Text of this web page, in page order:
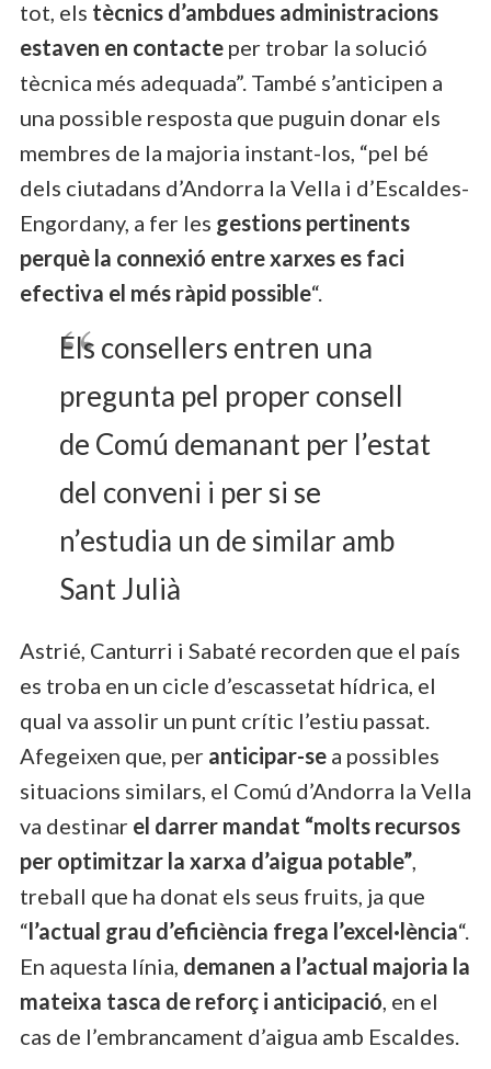
tot, els tècnics d’ambdues administracions
estaven en contacte per trobar la solució
tècnica més adequada”. També s’anticipen a
una possible resposta que puguin donar els
membres de la majoria instant-los, “pel bé
dels ciutadans d’Andorra la Vella i d’Escaldes-
Engordany, a fer les gestions pertinents
perquè la connexió entre xarxes es faci
efectiva el més ràpid possible“.
Els consellers entren una
pregunta pel proper consell
de Comú demanant per l’estat
del conveni i per si se
n’estudia un de similar amb
Sant Julià
Astrié, Canturri i Sabaté recorden que el país
es troba en un cicle d’escassetat hídrica, el
qual va assolir un punt crític l’estiu passat.
Afegeixen que, per anticipar-se a possibles
situacions similars, el Comú d’Andorra la Vella
va destinar el darrer mandat “molts recursos
per optimitzar la xarxa d’aigua potable”,
treball que ha donat els seus fruits, ja que
“l’actual grau d’eficiència frega l’excel·lència“.
En aquesta línia, demanen a l’actual majoria la
mateixa tasca de reforç i anticipació, en el
cas de l’embrancament d’aigua amb Escaldes.